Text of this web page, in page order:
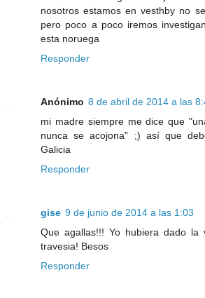
nosotros estamos en vesthby no
pero poco a poco iremos
esta noruega
Responder
Anónimo 8 de abril de 2014 a las
mi madre siempre me dice que
nunca se acojona" ;) así que
Galicia
Responder
gise 9 de junio de 2014 a las 1:03
Que agallas!!! Yo hubiera dado la
travesia! Besos
Responder